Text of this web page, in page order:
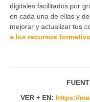
digitales facilitados por
en cada una de ellas y
mejorar y actualizar tus
a los recursos
VER + EN: https://